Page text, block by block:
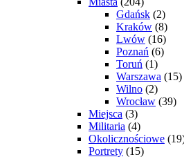
Gdańsk (2)
Kraków (8)
Lwów (16)
Poznań (6)
Toruń (1)
Warszawa (15)
Wilno (2)
Wrocław (39)
Miejsca (3)
Militaria (4)
Okolicznościowe
Portrety (15)